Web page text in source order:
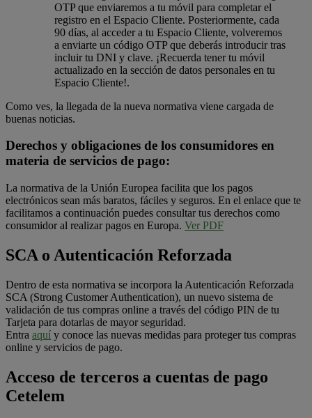
OTP que enviaremos a tu móvil para completar el
registro en el Espacio Cliente. Posteriormente, cada
90 días, al acceder a tu Espacio Cliente, volveremos
a enviarte un código OTP que deberás introducir tras
incluir tu DNI y clave. ¡Recuerda tener tu móvil
actualizado en la sección de datos personales en tu
Espacio Cliente!.
Como ves, la llegada de la nueva normativa viene cargada de
buenas noticias.
Derechos y obligaciones de los consumidores en
materia de servicios de pago:
La normativa de la Unión Europea facilita que los pagos
electrónicos sean más baratos, fáciles y seguros. En el enlace que te
facilitamos a continuación puedes consultar tus derechos como
consumidor al realizar pagos en Europa. Ver PDF
SCA o Autenticación Reforzada
Dentro de esta normativa se incorpora la Autenticación Reforzada
SCA (Strong Customer Authentication), un nuevo sistema de
validación de tus compras online a través del código PIN de tu
Tarjeta para dotarlas de mayor seguridad.
Entra aquí y conoce las nuevas medidas para proteger tus compras
online y servicios de pago.
Acceso de terceros a cuentas de pago
Cetelem